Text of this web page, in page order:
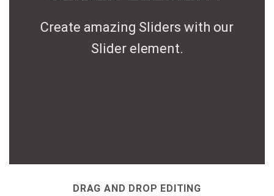
Create amazing Sliders with our
Slider element.
DRAG AND DROP EDITING